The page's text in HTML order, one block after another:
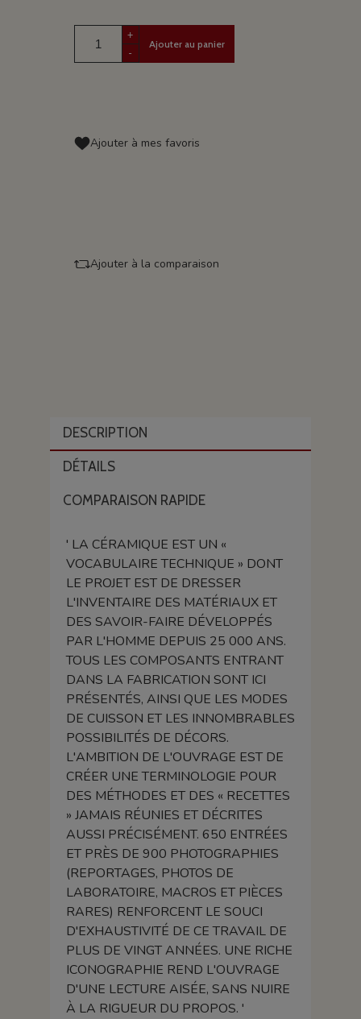
+
-
Ajouter au panier
Ajouter à mes favoris
Ajouter à la comparaison
DESCRIPTION
DÉTAILS
COMPARAISON RAPIDE
' LA CÉRAMIQUE EST UN «
VOCABULAIRE TECHNIQUE » DONT
LE PROJET EST DE DRESSER
L'INVENTAIRE DES MATÉRIAUX ET
DES SAVOIR-FAIRE DÉVELOPPÉS
PAR L'HOMME DEPUIS 25 000 ANS.
TOUS LES COMPOSANTS ENTRANT
DANS LA FABRICATION SONT ICI
PRÉSENTÉS, AINSI QUE LES MODES
DE CUISSON ET LES INNOMBRABLES
POSSIBILITÉS DE DÉCORS.
L'AMBITION DE L'OUVRAGE EST DE
CRÉER UNE TERMINOLOGIE POUR
DES MÉTHODES ET DES « RECETTES
» JAMAIS RÉUNIES ET DÉCRITES
AUSSI PRÉCISÉMENT. 650 ENTRÉES
ET PRÈS DE 900 PHOTOGRAPHIES
(REPORTAGES, PHOTOS DE
LABORATOIRE, MACROS ET PIÈCES
RARES) RENFORCENT LE SOUCI
D'EXHAUSTIVITÉ DE CE TRAVAIL DE
PLUS DE VINGT ANNÉES. UNE RICHE
ICONOGRAPHIE REND L'OUVRAGE
D'UNE LECTURE AISÉE, SANS NUIRE
À LA RIGUEUR DU PROPOS. '